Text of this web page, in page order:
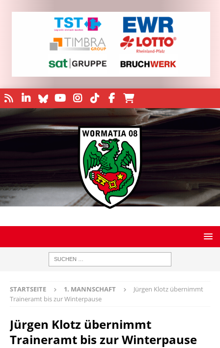
STARTSEITE 1. MANNSCHAFT
Jürgen Klotz übernimmt
Traineramt bis zur Winterpause
Jürgen Klotz übernimmt
Traineramt bis zur Winterpause